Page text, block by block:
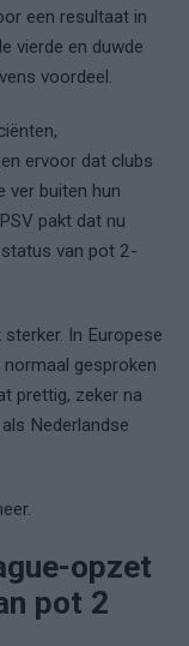
een resultaat in
vierde en duwde
voordeel.
ervoor dat clubs
ver buiten hun
pakt dat nu
van pot 2-
In Europese
gesproken
prettig, zeker na
Nederlandse
opzet
pot 2